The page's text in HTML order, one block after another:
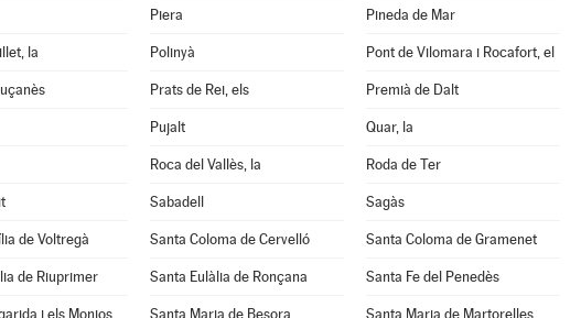
Piera Pineda de Mar
la Polinyà Pont de Vilomara i Rocafort, el
Prats de Rei, els Premià de Dalt
Pujalt Quar, la
Roca del Vallès, la Roda de Ter
Sabadell Sagàs
de Voltregà Santa Coloma de Cervelló Santa Coloma de Gramenet
de Riuprimer Santa Eulàlia de Ronçana Santa Fe del Penedès
i els Monjos Santa Maria de Besora Santa Maria de Martorelles